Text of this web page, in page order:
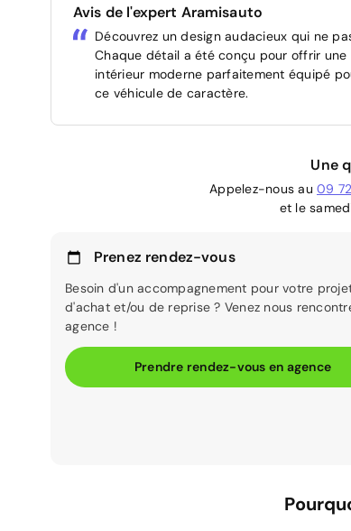
Avis de l'expert Aramisauto
Découvrez un design audacieux qui ne
Chaque détail a été conçu pour offrir
intérieur moderne parfaitement équipé
ce véhicule de caractère.
Une
Appelez-nous au 09
et le
Prenez rendez-vous
Besoin d'un accompagnement pour votre
d'achat et/ou de reprise ? Venez nous
agence !
Prendre rendez-vous en agence